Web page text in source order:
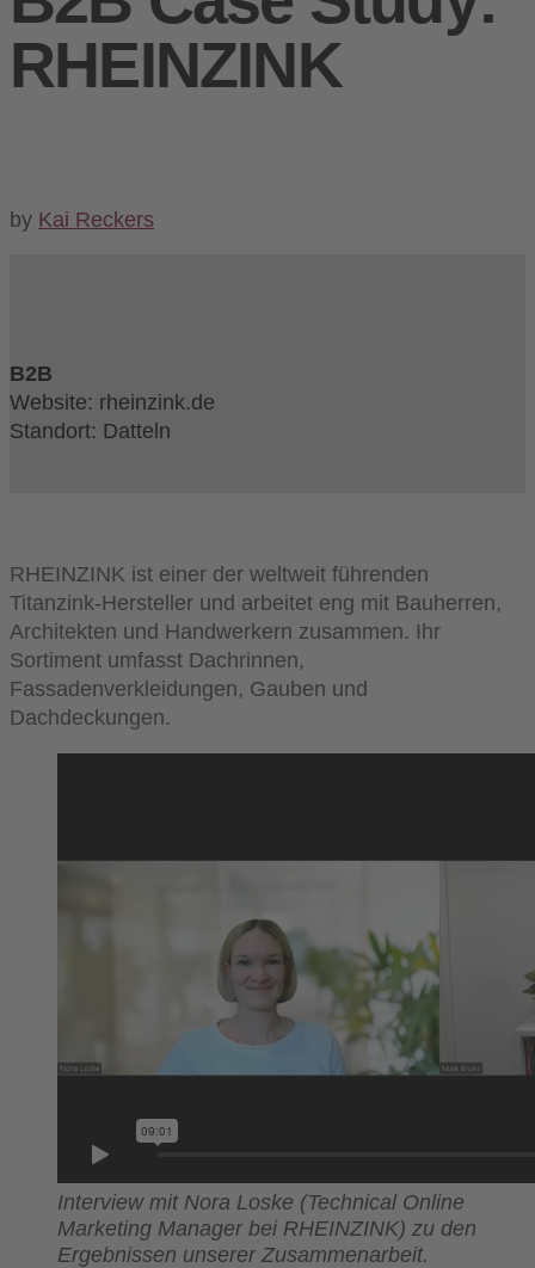
RHEINZINK
by Kai Reckers
B2B
Website: rheinzink.de
Standort: Datteln
RHEINZINK ist einer der weltweit führenden
Titanzink-Hersteller und arbeitet eng mit Bauherren,
Architekten und Handwerkern zusammen. Ihr
Sortiment umfasst Dachrinnen,
Fassadenverkleidungen, Gauben und
Dachdeckungen.
Interview mit Nora Loske (Technical Online
Marketing Manager bei RHEINZINK) zu den
Ergebnissen unserer Zusammenarbeit.